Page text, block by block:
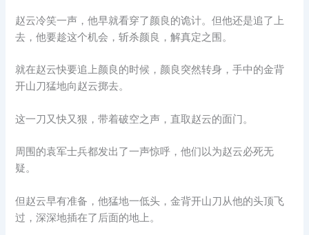
赵云冷笑一声，他早就看穿了颜良的诡计。但他还是追了上
去，他要趁这个机会，斩杀颜良，解真定之围。
就在赵云快要追上颜良的时候，颜良突然转身，手中的金背
开山刀猛地向赵云掷去。
这一刀又快又狠，带着破空之声，直取赵云的面门。
周围的袁军士兵都发出了一声惊呼，他们以为赵云必死无
疑。
但赵云早有准备，他猛地一低头，金背开山刀从他的头顶飞
过，深深地插在了后面的地上。